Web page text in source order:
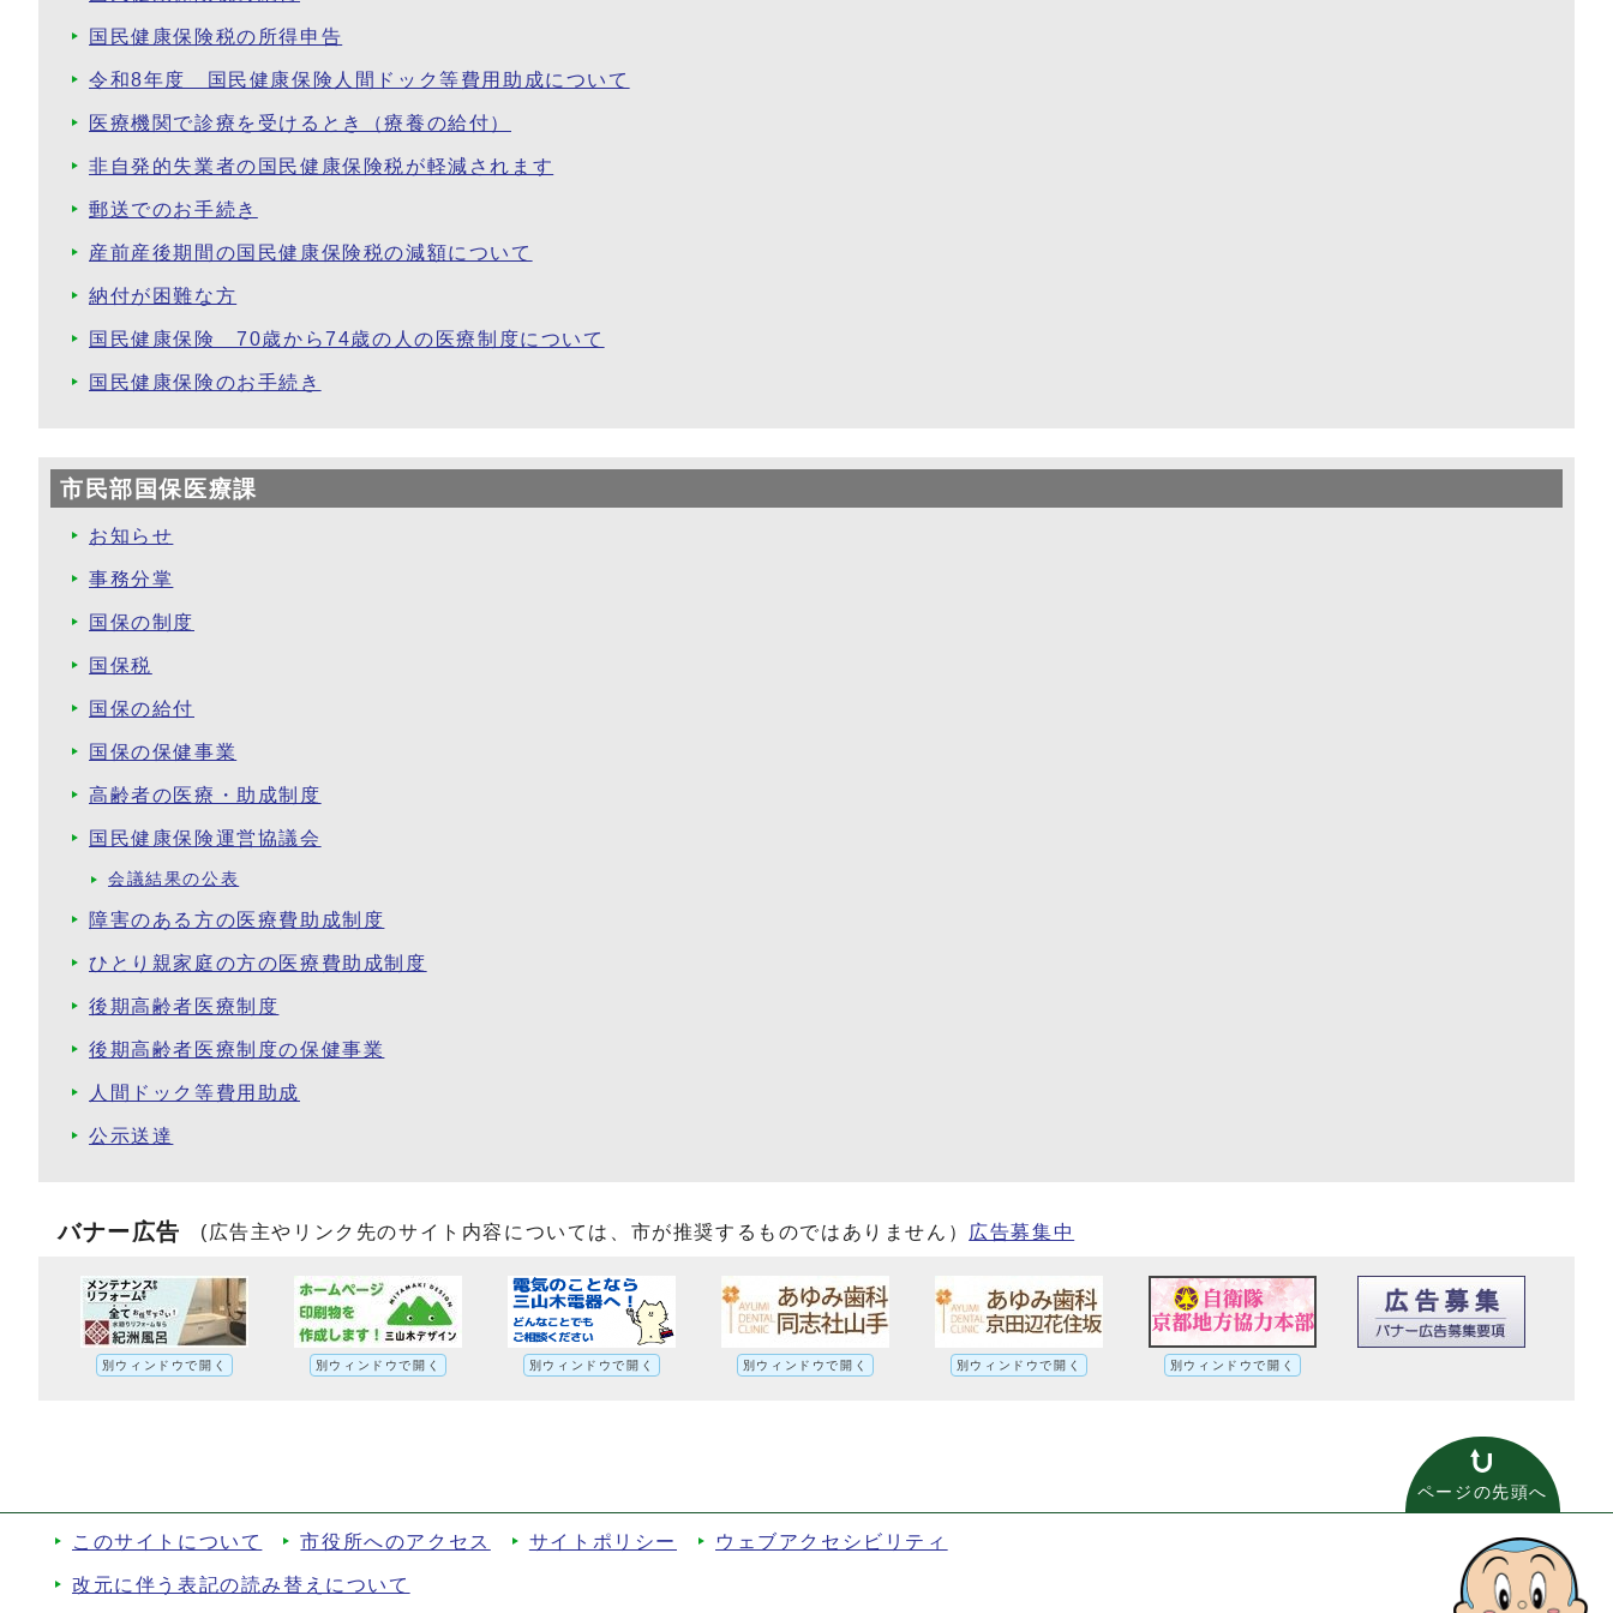
国民健康保険税の所得申告
令和8年度 国民健康保険人間ドック等費用助成について
医療機関で診療を受けるとき（療養の給付）
非自発的失業者の国民健康保険税が軽減されます
郵送でのお手続き
産前産後期間の国民健康保険税の減額について
納付が困難な方
国民健康保険 70歳から74歳の人の医療制度について
国民健康保険のお手続き
市民部国保医療課
お知らせ
事務分掌
国保の制度
国保税
国保の給付
国保の保健事業
高齢者の医療・助成制度
国民健康保険運営協議会
会議結果の公表
障害のある方の医療費助成制度
ひとり親家庭の方の医療費助成制度
後期高齢者医療制度
後期高齢者医療制度の保健事業
人間ドック等費用助成
公示送達
バナー広告 (広告主やリンク先のサイト内容については、市が推奨するものではありません） 広告募集中
別ウィンドウで開く 別ウィンドウで開く 別ウィンドウで開く 別ウィンドウで開く 別ウィンドウで開く 別ウィンドウで開く
ページの先頭へ
このサイトについて 市役所へのアクセス サイトポリシー ウェブアクセシビリティ
改元に伴う表記の読み替えについて